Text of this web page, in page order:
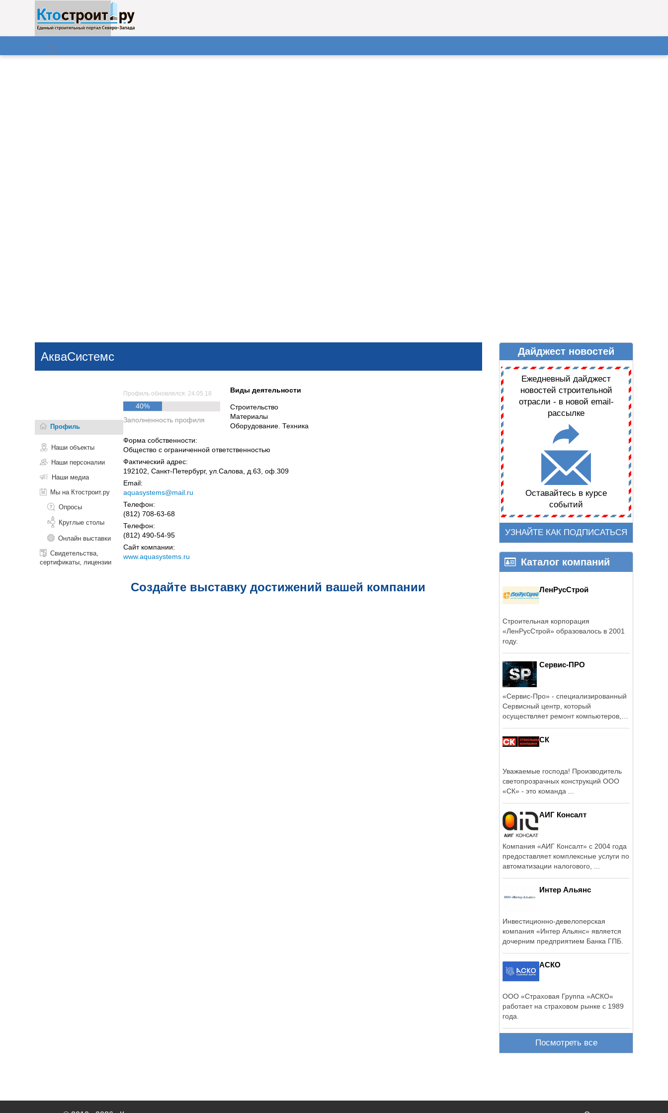
Поиск
НОВОСТИ ДАЙДЖЕСТ НОВОСТЕЙ
АкваСистемс
Профиль
Наши объекты
Наши персоналии
Наши медиа
Мы на Ктостроит.ру
Опросы
Круглые столы
Онлайн выставки
Свидетельства,
сертификаты, лицензии
Профиль обновлялся: 24.05.18
40%
Заполненность профиля
Виды деятельности
Строительство
Материалы
Оборудование. Техника
Форма собственности:
Общество с ограниченной ответственностью
Фактический адрес:
192102, Санкт-Петербург, ул.Салова, д.63, оф.309
Email:
aquasystems@mail.ru
Телефон:
(812) 708-63-68
Телефон:
(812) 490-54-95
Сайт компании:
www.aquasystems.ru
Создайте выставку достижений вашей компании
Дайджест новостей
Ежедневный дайджест
новостей строительной
отрасли - в новой email-
рассылке
Оставайтесь в курсе
событий
УЗНАЙТЕ КАК ПОДПИСАТЬСЯ
Каталог компаний
ЛенРусСтрой
Строительная корпорация
«ЛенРусСтрой» образовалось в 2001
году.
Сервис-ПРО
«Сервис-Про» - специализированный
Сервисный центр, который
осуществляет ремонт компьютеров,
СК
Уважаемые господа! Производитель
светопрозрачных конструкций ООО
«СК» - это команда ...
АИГ Консалт
Компания «АИГ Консалт» с 2004 года
предоставляет комплексные услуги по
автоматизации налогового, ...
Интер Альянс
Инвестиционно-девелоперская
компания «Интер Альянс» является
дочерним предприятием Банка ГПБ.
АСКО
ООО «Страховая Группа »АСКО«
работает на страховом рынке с 1989
года.
Посмотреть все